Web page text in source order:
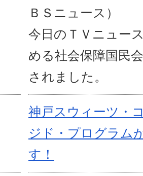
ＢＳニュース）
今日のＴＶニュー
める社会保障国民
されました。
神戸スウィーツ・
ジド・プログラム
す！